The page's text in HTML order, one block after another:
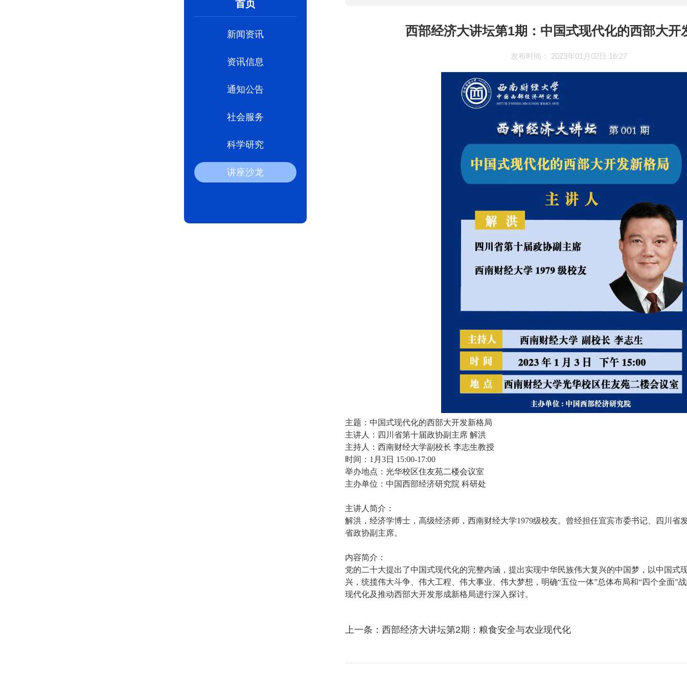
首页
新闻资讯
资讯信息
通知公告
社会服务
科学研究
讲座沙龙
西部经济大讲坛第1期：中国式现代化的西部大开
发布时间： 2023年01月02日 16:27
主题：中国式现代化的西部大开发新格局
主讲人：四川省第十届政协副主席 解洪
主持人：西南财经大学副校长 李志生教授
时间：1月3日 15:00-17:00
举办地点：光华校区住友苑二楼会议室
主办单位：中国西部经济研究院 科研处
主讲人简介：
解洪，经济学博士，高级经济师，西南财经大学1979级校友。曾经担任宜宾市委书记、四川省
省政协副主席。
内容简介：
党的二十大提出了中国式现代化的完整内涵，提出实现中华民族伟大复兴的中国梦，以中国式
兴，统揽伟大斗争、伟大工程、伟大事业、伟大梦想，明确“五位一体”总体布局和“四个全面”
现代化及推动西部大开发形成新格局进行深入探讨。
上一条：西部经济大讲坛第2期：粮食安全与农业现代化